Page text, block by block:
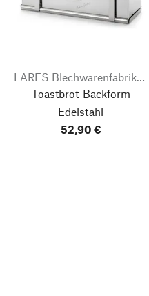
LARES Blechwarenfabrikation
Toastbrot-Backform
Edelstahl
52,90 €